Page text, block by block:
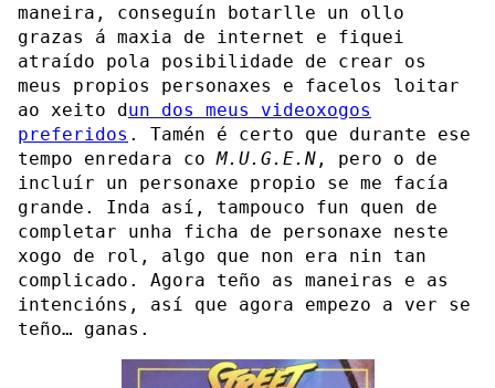
maneira, conseguín botarlle un ollo
grazas á maxia de internet e fiquei
atraído pola posibilidade de crear os
meus propios personaxes e facelos loitar
ao xeito dun dos meus videoxogos
preferidos . Tamén é certo que durante ese
tempo enredara coM.U.G.E.N , pero o de
incluír un personaxe propio se me facía
grande. Inda así, tampouco fun quen de
completar unha ficha de personaxe neste
xogo de rol, algo que non era nin tan
complicado. Agora teño as maneiras e as
intencións, así que agora empezo a ver se
teño… ganas.